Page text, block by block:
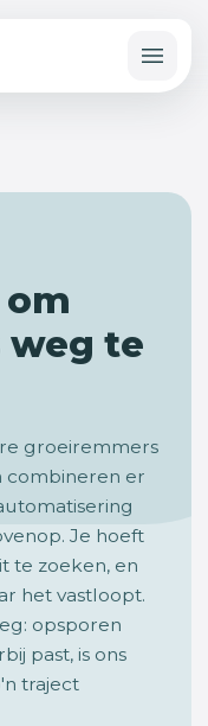
weg te
groeiremmers
combineren er
Je hoeft
te zoeken, en
het vastloopt.
opsporen
past, is ons
traject